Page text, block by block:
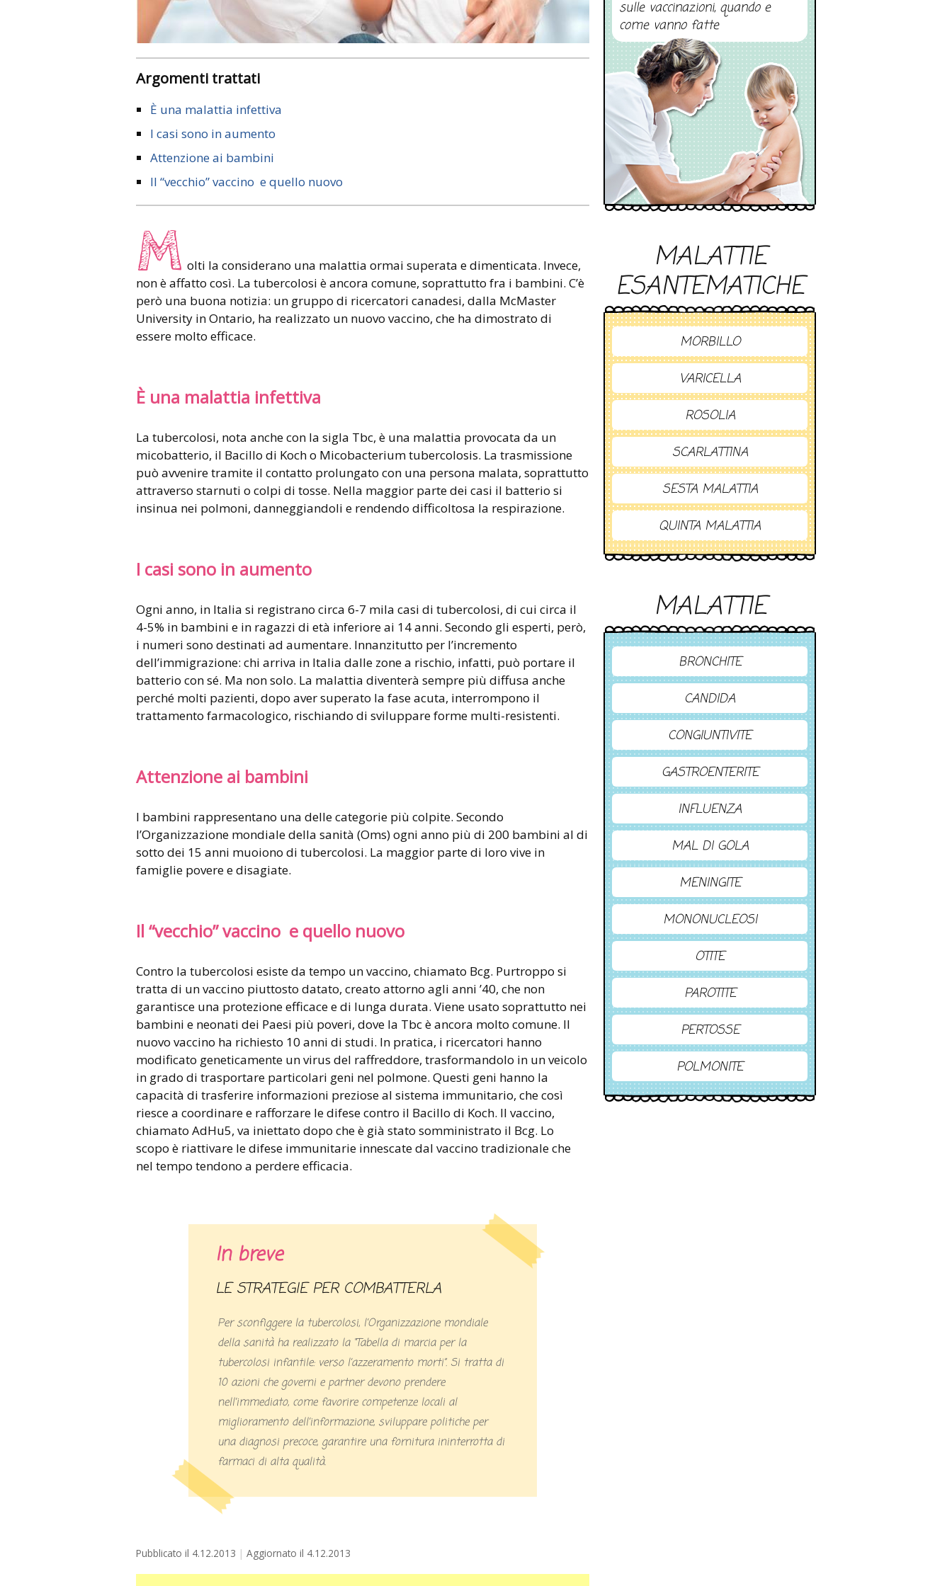
Argomenti trattati
È una malattia infettiva
I casi sono in aumento
Attenzione ai bambini
Il “vecchio” vaccino e quello nuovo
M olti la considerano una malattia ormai superata e dimenticata. Invece,
non è affatto così. La tubercolosi è ancora comune, soprattutto fra i bambini. C’è
però una buona notizia: un gruppo di ricercatori canadesi, dalla McMaster
University in Ontario, ha realizzato un nuovo vaccino, che ha dimostrato di
essere molto efficace.
È una malattia infettiva
La tubercolosi, nota anche con la sigla Tbc, è una malattia provocata da un
micobatterio, il Bacillo di Koch o Micobacterium tubercolosis. La trasmissione
può avvenire tramite il contatto prolungato con una persona malata, soprattutto
attraverso starnuti o colpi di tosse. Nella maggior parte dei casi il batterio si
insinua nei polmoni, danneggiandoli e rendendo difficoltosa la respirazione.
I casi sono in aumento
Ogni anno, in Italia si registrano circa 6-7 mila casi di tubercolosi, di cui circa il
4-5% in bambini e in ragazzi di età inferiore ai 14 anni. Secondo gli esperti, però,
i numeri sono destinati ad aumentare. Innanzitutto per l’incremento
dell’immigrazione: chi arriva in Italia dalle zone a rischio, infatti, può portare il
batterio con sé. Ma non solo. La malattia diventerà sempre più diffusa anche
perché molti pazienti, dopo aver superato la fase acuta, interrompono il
trattamento farmacologico, rischiando di sviluppare forme multi-resistenti.
Attenzione ai bambini
I bambini rappresentano una delle categorie più colpite. Secondo
l’Organizzazione mondiale della sanità (Oms) ogni anno più di 200 bambini al di
sotto dei 15 anni muoiono di tubercolosi. La maggior parte di loro vive in
famiglie povere e disagiate.
Il “vecchio” vaccino e quello nuovo
Contro la tubercolosi esiste da tempo un vaccino, chiamato Bcg. Purtroppo si
tratta di un vaccino piuttosto datato, creato attorno agli anni ’40, che non
garantisce una protezione efficace e di lunga durata. Viene usato soprattutto nei
bambini e neonati dei Paesi più poveri, dove la Tbc è ancora molto comune. Il
nuovo vaccino ha richiesto 10 anni di studi. In pratica, i ricercatori hanno
modificato geneticamente un virus del raffreddore, trasformandolo in un veicolo
in grado di trasportare particolari geni nel polmone. Questi geni hanno la
capacità di trasferire informazioni preziose al sistema immunitario, che così
riesce a coordinare e rafforzare le difese contro il Bacillo di Koch. Il vaccino,
chiamato AdHu5, va iniettato dopo che è già stato somministrato il Bcg. Lo
scopo è riattivare le difese immunitarie innescate dal vaccino tradizionale che
nel tempo tendono a perdere efficacia.
In breve
LE STRATEGIE PER COMBATTERLA
Per sconfiggere la tubercolosi, l’Organizzazione mondiale
della sanità ha realizzato la “Tabella di marcia per la
tubercolosi infantile: verso l’azzeramento morti”. Si tratta di
10 azioni che governi e partner devono prendere
nell’immediato, come favorire competenze locali al
miglioramento dell’informazione, sviluppare politiche per
una diagnosi precoce, garantire una fornitura ininterrotta di
farmaci di alta qualità.
Pubblicato il 4.12.2013 Aggiornato il 4.12.2013
sulle vaccinazioni, quando e
come vanno fatte
MALATTIE
ESANTEMATICHE
MORBILLO
VARICELLA
ROSOLIA
SCARLATTINA
SESTA MALATTIA
QUINTA MALATTIA
MALATTIE
BRONCHITE
CANDIDA
CONGIUNTIVITE
GASTROENTERITE
INFLUENZA
MAL DI GOLA
MENINGITE
MONONUCLEOSI
OTITE
PAROTITE
PERTOSSE
POLMONITE